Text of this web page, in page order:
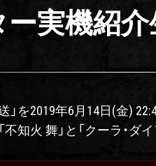
実機紹介
を2019年6月14日(金)
知火 舞」と「クーラ・